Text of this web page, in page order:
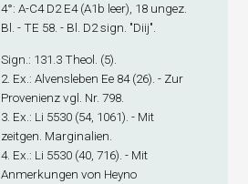
4°: A-C4D2E4(A1b leer), 18 ungez.
Bl. - TE 58. - Bl. D2 sign. "Diij".
Sign. : 131.3 Theol. (5).
2. Ex. : Alvensleben Ee 84 (26). - Zur
Provenienz vgl. Nr. 798.
3. Ex. : Li 5530 (54, 1061). - Mit
zeitgen. Marginalien.
4. Ex. : Li 5530 (40, 716). - Mit
Anmerkungen von Heyno